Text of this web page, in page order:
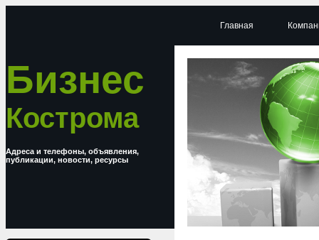
Бизнес
Кострома
Адреса и телефоны, объявления,
публикации, новости, ресурсы
Главная